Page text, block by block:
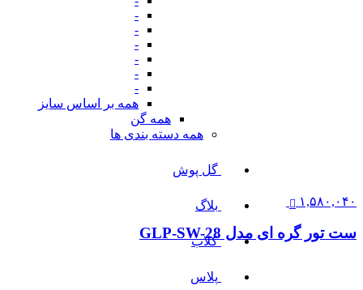
-
-
-
-
-
-
همه بر اساس سایز
همه گن
همه دسته بندی ها
گل پوش
بلاگ
کلاب
پلاس
۱,۵۸۰,۰۴۰
ست تور گره ای مدل GLP-SW-28